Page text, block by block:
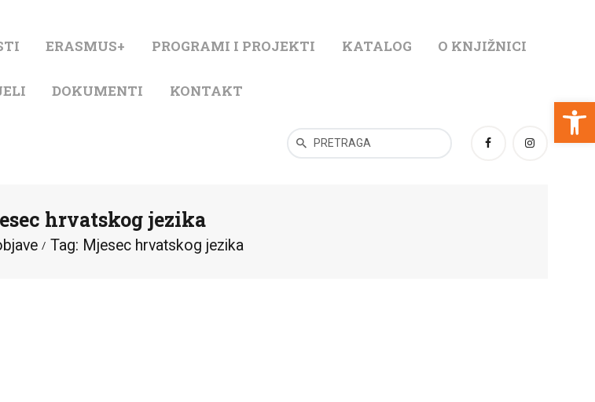
Open toolbar
ERASMUS+ PROGRAMI I PROJEKTI KATALOG O KNJIŽNICI
DOKUMENTI KONTAKT
hrvatskog jezika
Tag: Mjesec hrvatskog jezika